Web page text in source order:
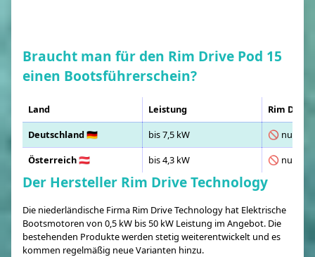
Braucht man für den Rim Drive Pod 15
einen Bootsführerschein?
Land Leistung
Rim Drive
Deutschland 🇩🇪
bis 7,5 kW
🚫 nur mit
Österreich 🇦🇹
bis 4,3 kW 🚫 nur mit
Der Hersteller Rim Drive Technology
Die niederländische Firma Rim Drive Technology hat Elektrische
Bootsmotoren von 0,5 kW bis 50 kW Leistung im Angebot. Die
bestehenden Produkte werden stetig weiterentwickelt und es
kommen regelmäßig neue Varianten hinzu.